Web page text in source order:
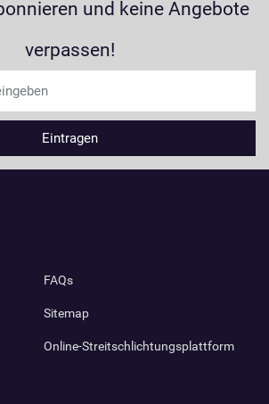
und keine Angebote
verpassen!
FAQs
Sitemap
Online-Streitschlichtungsplattform